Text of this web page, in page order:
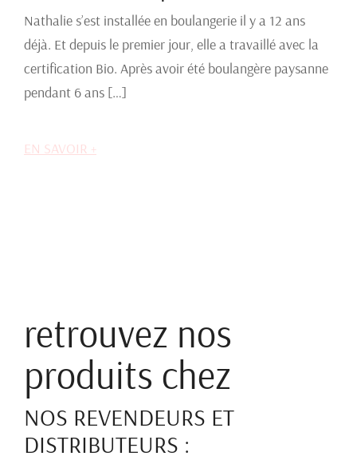
Nathalie s’est installée en boulangerie il y a 12 ans
déjà. Et depuis le premier jour, elle a travaillé avec la
certification Bio. Après avoir été boulangère paysanne
pendant 6 ans […]
EN SAVOIR +
retrouvez nos
produits chez
NOS REVENDEURS ET
DISTRIBUTEURS :